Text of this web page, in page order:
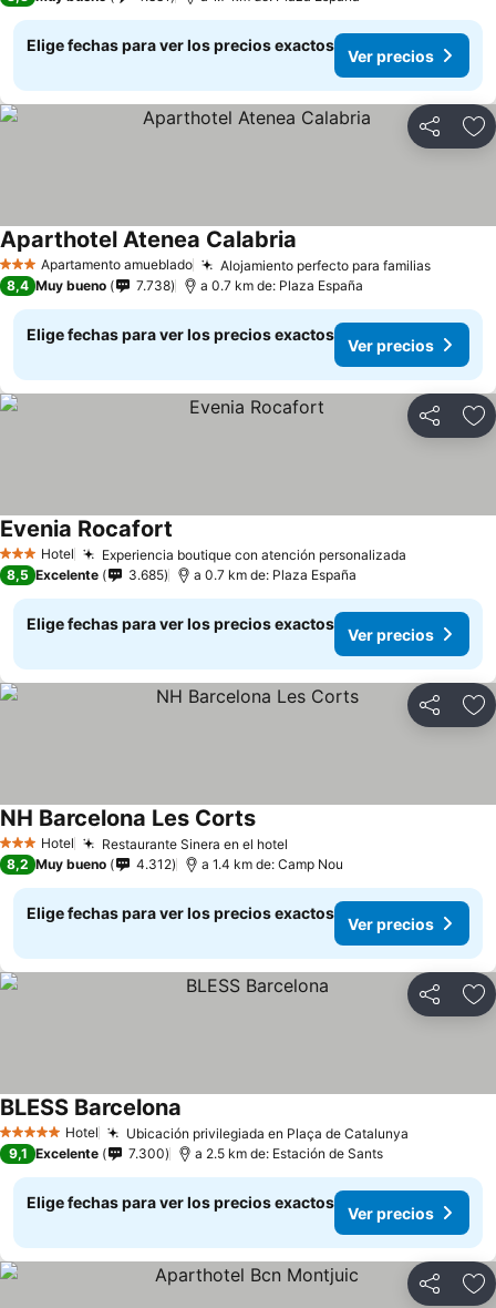
Elige fechas para ver los precios exactos
Ver precios
Compartir
3 EstrellasApartamento amueblado Alojamiento perfecto para familias
Aparthotel Atenea Calabria
8,4 Muy bueno 7.738 a 0.7 km de: Plaza España
Elige fechas para ver los precios exactos
Ver precios
Compartir
3 Estrellas
Hotel Experiencia boutique con atención personalizada
Evenia Rocafort
8,5 Excelente 3.685 a 0.7 km de: Plaza España
Elige fechas para ver los precios exactos
Ver precios
Compartir
3 Estrellas
Hotel Restaurante Sinera en el hotel
NH Barcelona Les Corts
8,2 Muy bueno 4.312 a 1.4 km de: Camp Nou
Elige fechas para ver los precios exactos
Ver precios
Compartir
5 Estrellas Hotel Ubicación privilegiada en Plaça de Catalunya
BLESS Barcelona
9,1 Excelente 7.300 a 2.5 km de: Estación de Sants
Elige fechas para ver los precios exactos
Ver precios
Compartir